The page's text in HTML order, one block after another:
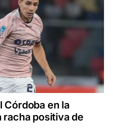
Córdoba en la
racha positiva de